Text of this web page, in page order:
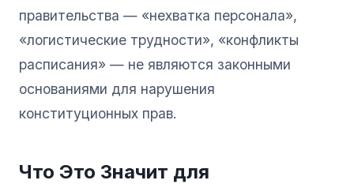
правительства — «нехватка персонала»,
«логистические трудности», «конфликты
расписания» — не являются законными
основаниями для нарушения
конституционных прав.
Что Это Значит для